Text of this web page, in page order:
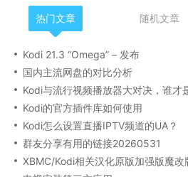
热门文章 随机文章
Kodi 21.3 “Omega” – 发布
国内主流网盘的对比分析
Kodi与流行视频播放器大对决，谁才
Kodi的官方插件库如何使用
Kodi怎么设置直播IPTV频道的UA？
群友分享有用的链接20260531
XBMC/Kodi相关汉化原版加强版魔改